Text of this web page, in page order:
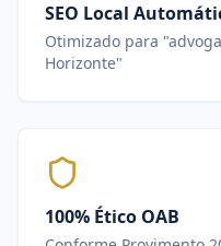
SEO Local
Otimizado para
Horizonte"
100% Ético OAB